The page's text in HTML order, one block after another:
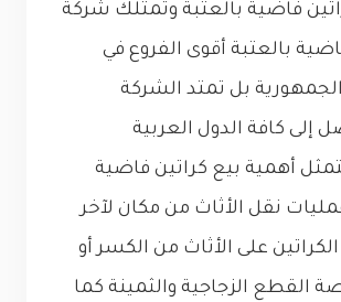
فاضية بالعتبة وتمتلك شركة
بالعتبة أقوى الفروع في
بل تمتد الشركة
إلى كافة الدول العربية
أهمية بيع كراتين فاضية
نقل الأثاث من مكان لآخر
على الأثاث من الكسر أو
القطع الزجاجية والثمينة كما